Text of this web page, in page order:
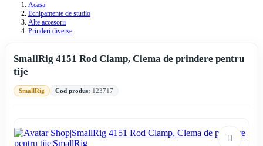
Acasa
Echipamente de studio
Alte accesorii
Prinderi diverse
SmallRig 4151 Rod Clamp, Clema de prindere pentru
tije
SmallRig Cod produs: 123717